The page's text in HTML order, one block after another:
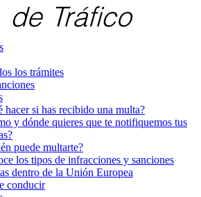
los trámites
hacer si has recibido una multa?
y dónde quieres que te notifiquemos tus
puede multarte?
los tipos de infracciones y sanciones
dentro de la Unión Europea
conducir